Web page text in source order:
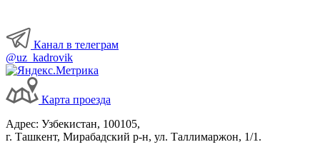
Канал в телеграм
@uz_kadrovik
Карта проезда
Адрес: Узбекистан, 100105,
г. Ташкент, Мирабадский р-н, ул. Таллимаржон, 1/1.